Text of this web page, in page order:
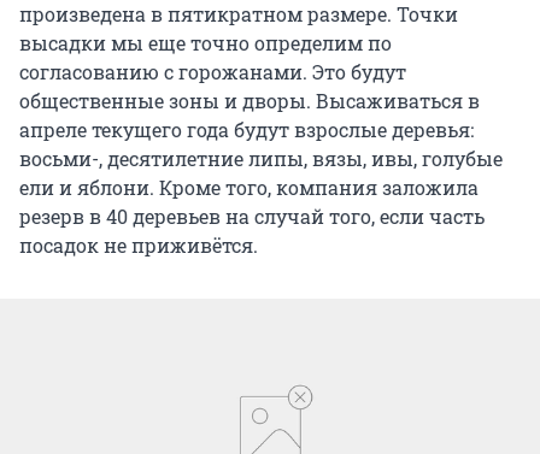
произведена в пятикратном размере. Точки
высадки мы еще точно определим по
согласованию с горожанами. Это будут
общественные зоны и дворы. Высаживаться в
апреле текущего года будут взрослые деревья:
восьми-, десятилетние липы, вязы, ивы, голубые
ели и яблони. Кроме того, компания заложила
резерв в 40 деревьев на случай того, если часть
посадок не приживётся.